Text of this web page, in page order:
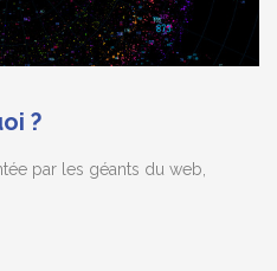
?
par les géants du web,